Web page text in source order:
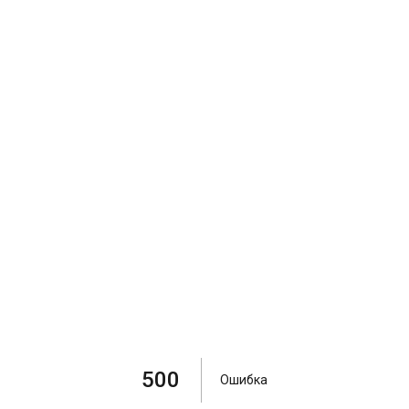
500 Ошибка